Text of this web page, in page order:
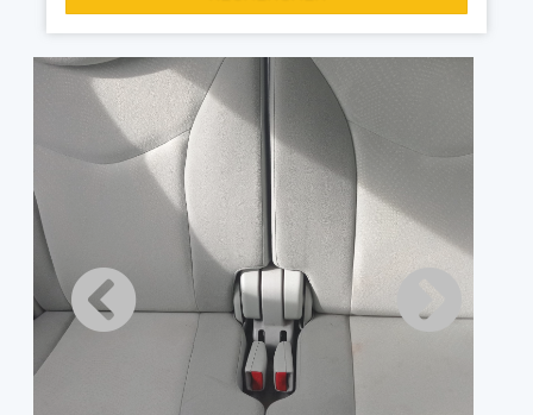
Votre chauffeur à votre disposition !
About Mamadou Bah, your
VTC in 78000 versailles,